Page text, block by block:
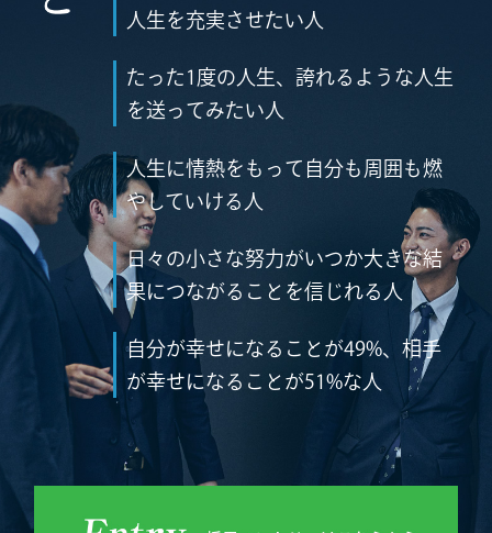
人生を充実させたい人
たった1度の人生、誇れるような人生
を送ってみたい人
人生に情熱をもって自分も周囲も燃
やしていける人
日々の小さな努力がいつか大きな結
果につながることを信じれる人
自分が幸せになることが49%、相手
が幸せになることが51%な人